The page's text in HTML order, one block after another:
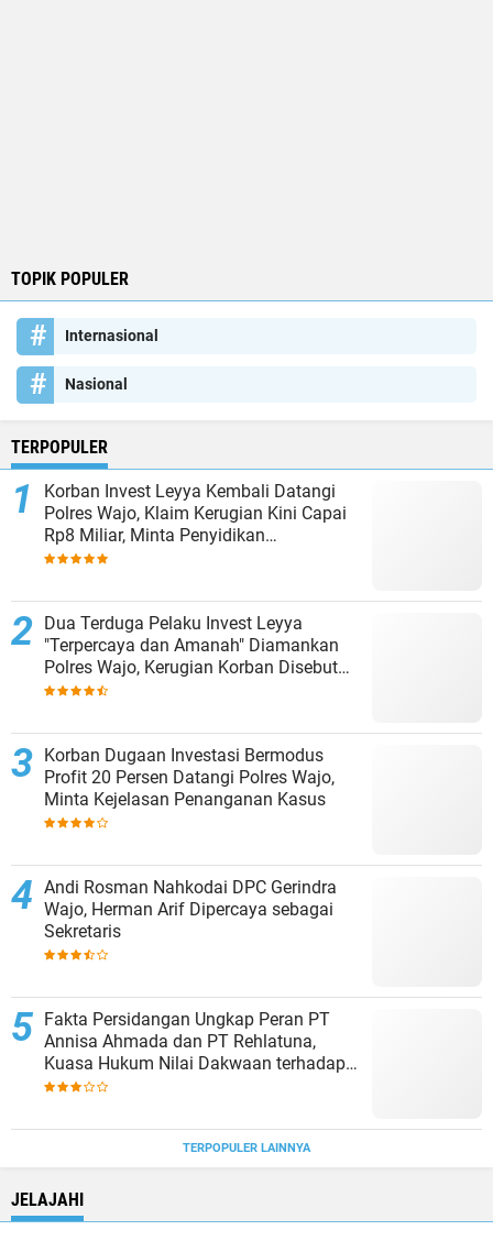
TOPIK POPULER
Internasional
Nasional
TERPOPULER
Korban Invest Leyya Kembali Datangi
Polres Wajo, Klaim Kerugian Kini Capai
Rp8 Miliar, Minta Penyidikan
Dituntaskan
Dua Terduga Pelaku Invest Leyya
"Terpercaya dan Amanah" Diamankan
Polres Wajo, Kerugian Korban Disebut
Capai Rp8 Miliar
Korban Dugaan Investasi Bermodus
Profit 20 Persen Datangi Polres Wajo,
Minta Kejelasan Penanganan Kasus
Andi Rosman Nahkodai DPC Gerindra
Wajo, Herman Arif Dipercaya sebagai
Sekretaris
Fakta Persidangan Ungkap Peran PT
Annisa Ahmada dan PT Rehlatuna,
Kuasa Hukum Nilai Dakwaan terhadap
Asmar Lambo Tidak Berdasar
TERPOPULER LAINNYA
JELAJAHI